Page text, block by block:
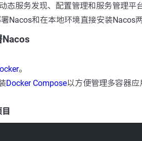
态服务发现、配置管理和服务管理平
Nacos和在本地环境直接安装Nacos
。
Docker Compose以方便管理多容器应